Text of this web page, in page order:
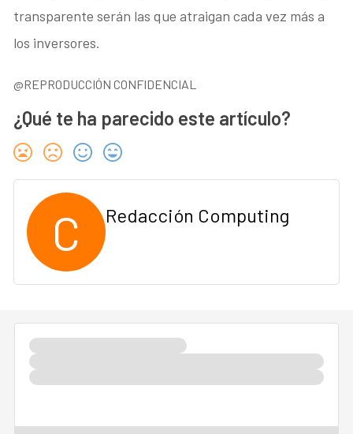
transparente serán las que atraigan cada vez más a
los inversores.
@REPRODUCCIÓN CONFIDENCIAL
¿Qué te ha parecido este artículo?
C Redacción Computing